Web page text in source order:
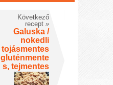
Következő
recept »
Galuska /
nokedli
tojásmentes
gluténmente
s, tejmentes